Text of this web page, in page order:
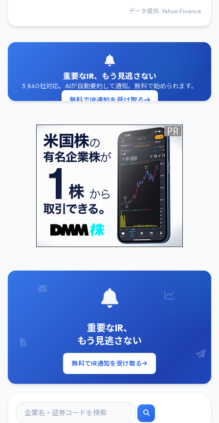
データ提供: Yahoo Finance
重要なIR、もう見逃さない
3,840社対応。AIが自動要約して通知。無料で始められます。
無料でIR通知を受け取る
重要なIR、
もう見逃さない
無料でIR通知を受け取る